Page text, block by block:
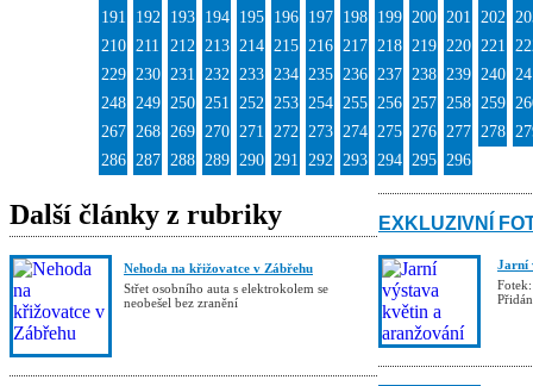
191
192 193 194 195 196 197 198 199 200 201 202
210 211 212 213 214 215 216 217 218 219 220 221
229 230 231 232 233 234 235 236 237 238 239 240
248 249 250 251 252 253 254 255 256 257 258 259
267 268 269 270 271 272 273 274 275 276 277 278
286 287 288 289 290 291 292 293 294 295 296
Další články z rubriky
Nehoda na křižovatce v Zábřehu
Střet osobního auta s elektrokolem se
neobešel bez zranění
EXKLUZIVNÍ
Jarní